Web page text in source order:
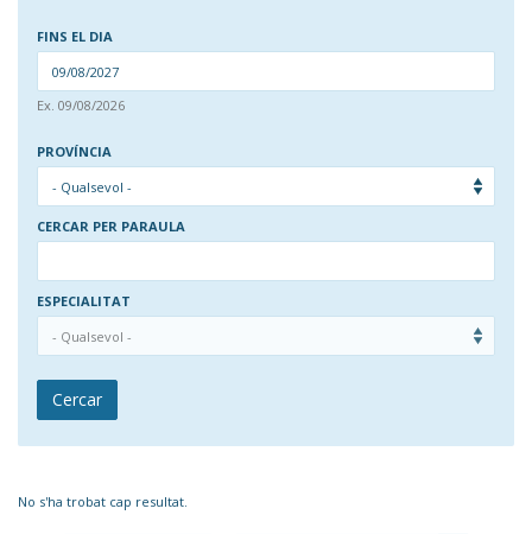
FINS EL DIA
Ex. 09/08/2026
PROVÍNCIA
CERCAR PER PARAULA
ESPECIALITAT
Cercar
No s'ha trobat cap resultat.